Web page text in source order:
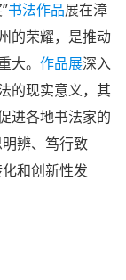
书法作品展在漳
的荣耀，是推动
。 作品展深入
的现实意义，其
进各地书法家的
辨、笃行致
和创新性发